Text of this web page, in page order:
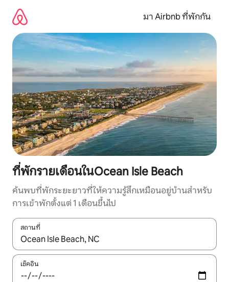
เนื้อหา
มา Airbnb ที่พักกัน
ที่พักรายเดือนในOcean Isle Beach
ค้นพบที่พักระยะยาวที่ให้ความรู้สึกเหมือนอยู่บ้านสำหรับ
การเข้าพักตั้งแต่ 1 เดือนขึ้นไป
สถานที่
ใช้ลูกศรขึ้นลง หรือใช้การสัมผัสหรือปัด เพื่อสำรวจผลการค้นหา
เช็คอิน